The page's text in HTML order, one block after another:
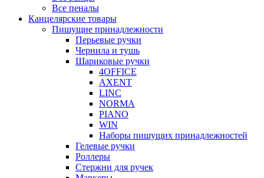
Все пеналы
Канцелярские товары
Пишущие принадлежности
Перьевые ручки
Чернила и тушь
Шариковые ручки
4OFFICE
AXENT
LINC
NORMA
PIANO
WIN
Наборы пишущих принадлежностей
Гелевые ручки
Роллеры
Стержни для ручек